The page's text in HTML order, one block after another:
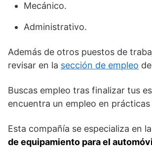
Mecánico.
Administrativo.
Además de otros puestos de
revisar en la sección de empleo
Buscas empleo tras finalizar tus
encuentra un empleo en
Esta compañía se especializa en la
de equipamiento para el